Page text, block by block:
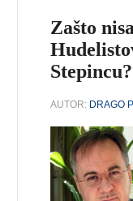
Zašto
Stepincu?
AUTOR: DRAGO